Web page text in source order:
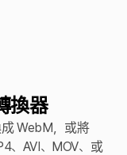
換器
WebM，或將
、AVI、MOV、或